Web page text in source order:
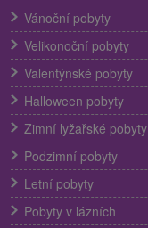
Vánoční pobyty
Velikonoční pobyty
Valentýnské pobyty
Halloween pobyty
Zimní lyžařské pobyty
Podzimní pobyty
Letní pobyty
Pobyty v lázních